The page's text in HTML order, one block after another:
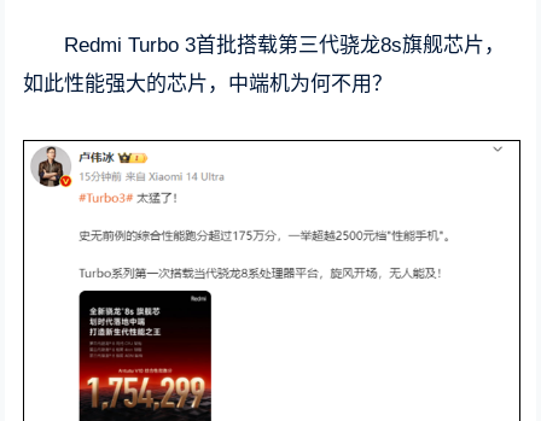
Redmi Turbo 3首批搭载第三代骁龙8s旗舰芯片，
如此性能强大的芯片，中端机为何不用？